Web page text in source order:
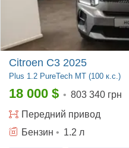
Citroen C3 2025
Plus 1.2 PureTech MT (100 к.с.)
18 000 $ • 803 340 грн
Передний привод
Бензин • 1.2 л